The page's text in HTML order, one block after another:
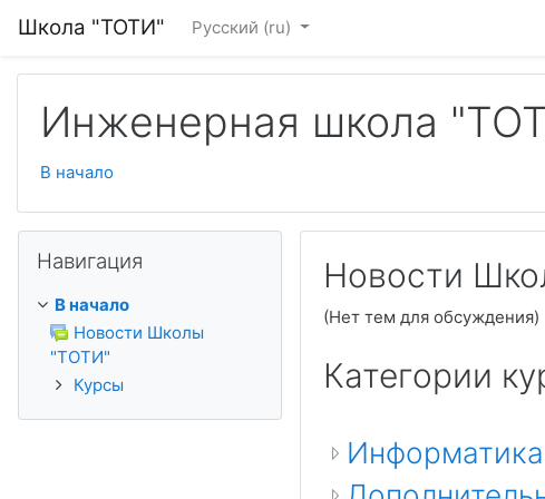
Школа "ТОТИ" Русский ‎(ru)‎
Инженерная школа
В начало
Новости
(Нет тем для обсуждения)
Категории
Навигация
В начало
Новости Школы
"ТОТИ"
Курсы